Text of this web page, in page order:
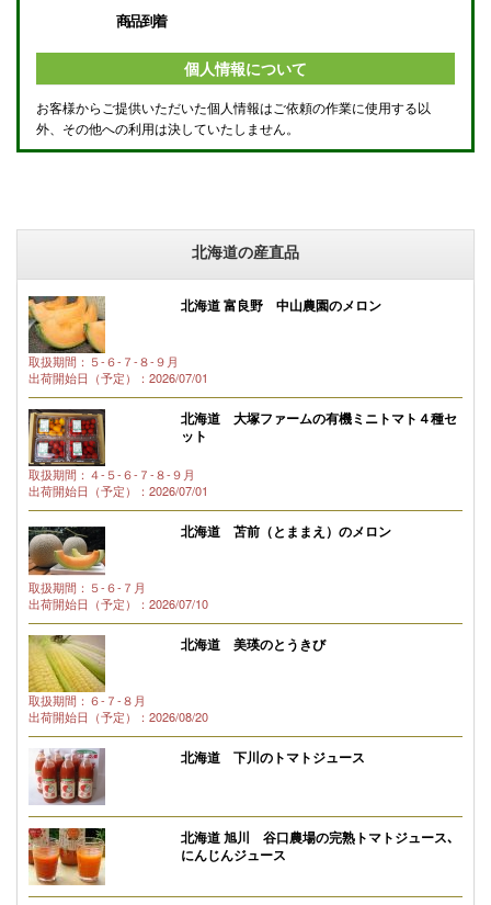
商品到着
個人情報について
お客様からご提供いただいた個人情報はご依頼の作業に使用する以
外、その他への利用は決していたしません。
北海道の産直品
北海道 富良野 中山農園のメロン
取扱期間：５-６-７-８-９月
出荷開始日（予定）：2026/07/01
北海道 大塚ファームの有機ミニトマト４種セ
ット
取扱期間：４-５-６-７-８-９月
出荷開始日（予定）：2026/07/01
北海道 苫前（とままえ）のメロン
取扱期間：５-６-７月
出荷開始日（予定）：2026/07/10
北海道 美瑛のとうきび
取扱期間：６-７-８月
出荷開始日（予定）：2026/08/20
北海道 下川のトマトジュース
北海道 旭川 谷口農場の完熟トマトジュース､
にんじんジュース